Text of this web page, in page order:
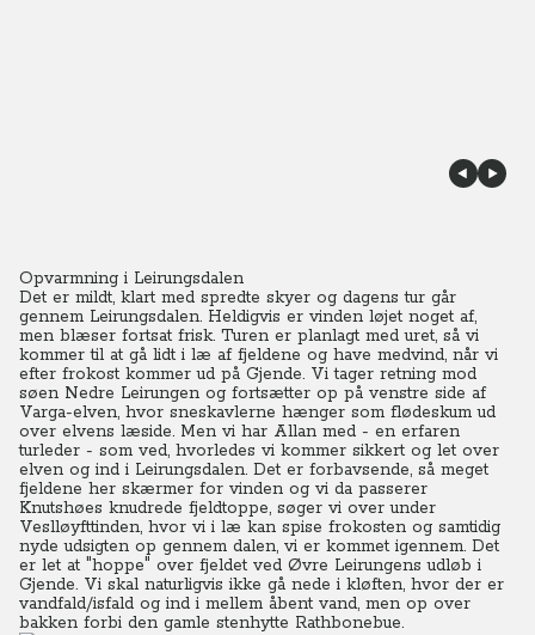
Opvarmning i Leirungsdalen
Det er mildt, klart med spredte skyer og dagens tur går
gennem Leirungsdalen. Heldigvis er vinden løjet noget af,
men blæser fortsat frisk. Turen er planlagt med uret, så vi
kommer til at gå lidt i læ af fjeldene og have medvind, når vi
efter frokost kommer ud på Gjende. Vi tager retning mod
søen Nedre Leirungen og fortsætter op på venstre side af
Varga-elven, hvor sneskavlerne hænger som flødeskum ud
over elvens læside. Men vi har Allan med - en erfaren
turleder - som ved, hvorledes vi kommer sikkert og let over
elven og ind i Leirungsdalen. Det er forbavsende, så meget
fjeldene her skærmer for vinden og vi da passerer
Knutshøes knudrede fjeldtoppe, søger vi over under
Veslløyfttinden, hvor vi i læ kan spise frokosten og samtidig
nyde udsigten op gennem dalen, vi er kommet igennem. Det
er let at "hoppe" over fjeldet ved Øvre Leirungens udløb i
Gjende. Vi skal naturligvis ikke gå nede i kløften, hvor der er
vandfald/isfald og ind i mellem åbent vand, men op over
bakken forbi den gamle stenhytte Rathbonebue.